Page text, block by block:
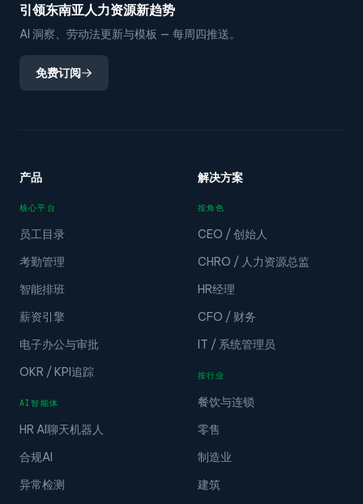
引领东南亚人力资源新趋势
AI 洞察、劳动法更新与模板 — 每周四推送。
免费订阅
产品
核心平台
员工目录
考勤管理
智能排班
薪资引擎
电子办公与审批
OKR / KPI追踪
AI智能体
HR AI聊天机器人
合规AI
异常检测
解决方案
按角色
CEO / 创始人
CHRO / 人力资源总监
HR经理
CFO / 财务
IT / 系统管理员
按行业
餐饮与连锁
零售
制造业
建筑